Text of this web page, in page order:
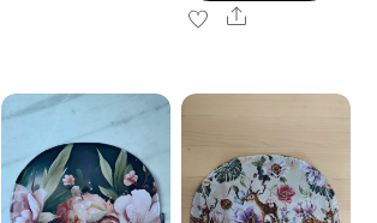
Ale